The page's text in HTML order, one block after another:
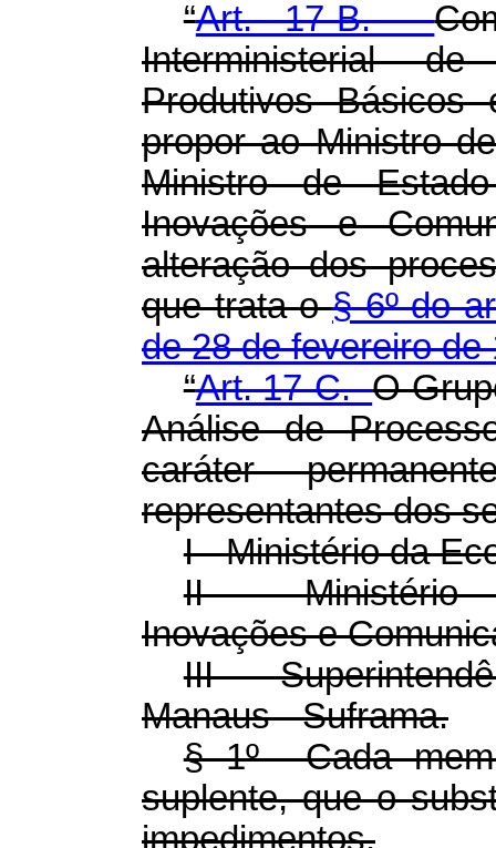
“Art. 17-B.
Interministerial
Produtivos Básicos
propor ao Ministro
Ministro de
Inovações e
alteração dos
que trata o§ 6º do
de 28 de fevereiro de
“Art. 17-C.O
Análise de
caráter
representantes dos
I - Ministério da
II - Ministério
Inovações e
III -
Manaus - Suframa.
§ 1º Cada
suplente, que o
impedimentos.